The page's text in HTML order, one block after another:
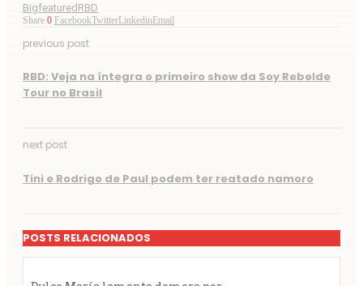
Bigfeatured RBD
Share 0 FacebookTwitterLinkedinEmail
previous post
RBD: Veja na íntegra o primeiro show da Soy Rebelde
Tour no Brasil
next post
Tini e Rodrigo de Paul podem ter reatado namoro
POSTS RELACIONADOS